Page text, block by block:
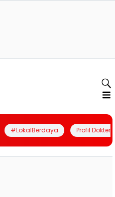
#LokalBerdaya Profil Dokter